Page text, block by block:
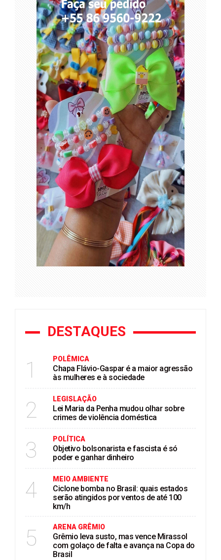
DESTAQUES
1 POLÊMICA
Chapa Flávio-Gaspar é a maior agressão
às mulheres e à sociedade
2 LEGISLAÇÃO
Lei Maria da Penha mudou olhar sobre
crimes de violência doméstica
3 POLÍTICA
Objetivo bolsonarista e fascista é só
poder e ganhar dinheiro
4 MEIO AMBIENTE
Ciclone bomba no Brasil: quais estados
serão atingidos por ventos de até 100
km/h
5 ARENA GRÊMIO
Grêmio leva susto, mas vence Mirassol
com golaço de falta e avança na Copa do
Brasil